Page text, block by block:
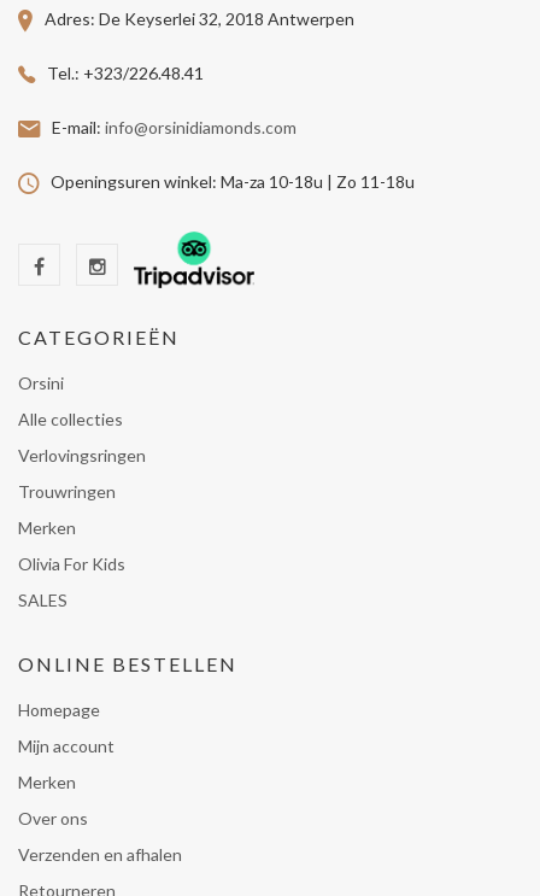
Adres: De Keyserlei 32, 2018 Antwerpen
Tel.: +323/226.48.41
E-mail: info@orsinidiamonds.com
Openingsuren winkel: Ma-za 10-18u | Zo 11-18u
CATEGORIEËN
Orsini
Alle collecties
Verlovingsringen
Trouwringen
Merken
Olivia For Kids
SALES
ONLINE BESTELLEN
Homepage
Mijn account
Merken
Over ons
Verzenden en afhalen
Retourneren